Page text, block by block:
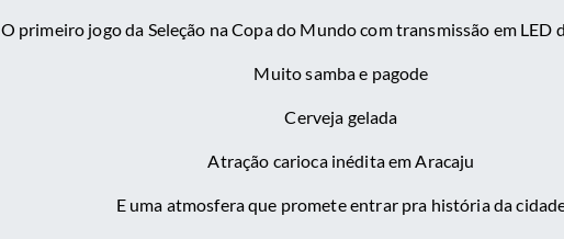
O primeiro jogo da Seleção na Copa do Mundo com transmissão em LED
Muito samba e pagode
Cerveja gelada
Atração carioca inédita em Aracaju
E uma atmosfera que promete entrar pra história da